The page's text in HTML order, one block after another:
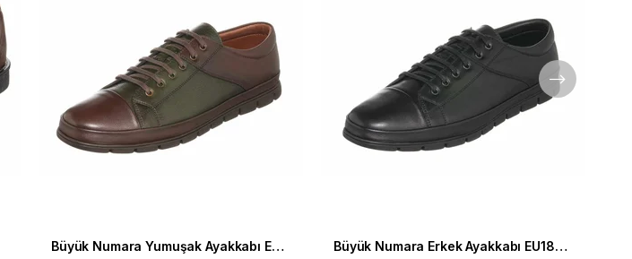
Büyük Numara Yumuşak Ayakkabı EU1840 Kahve Büyük Numara Erkek Ayakkabı EU1840 SIYAH